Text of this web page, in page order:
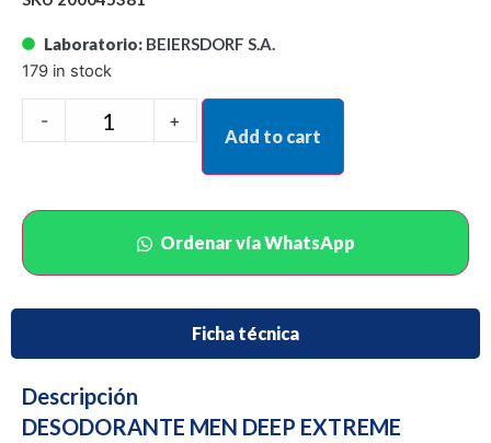
Laboratorio: BEIERSDORF S.A.
179 in stock
- +
Add to cart
Ordenar vía WhatsApp
Ficha técnica
Descripción
DESODORANTE MEN DEEP EXTREME